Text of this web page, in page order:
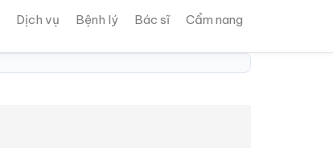
Dịch vụ Bệnh lý Bác sĩ Cẩm nang